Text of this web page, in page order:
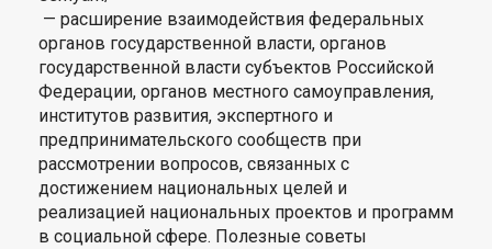
— расширение взаимодействия федеральных
органов государственной власти, органов
государственной власти субъектов Российской
Федерации, органов местного самоуправления,
институтов развития, экспертного и
предпринимательского сообществ при
рассмотрении вопросов, связанных с
достижением национальных целей и
реализацией национальных проектов и программ
в социальной сфере. Полезные советы